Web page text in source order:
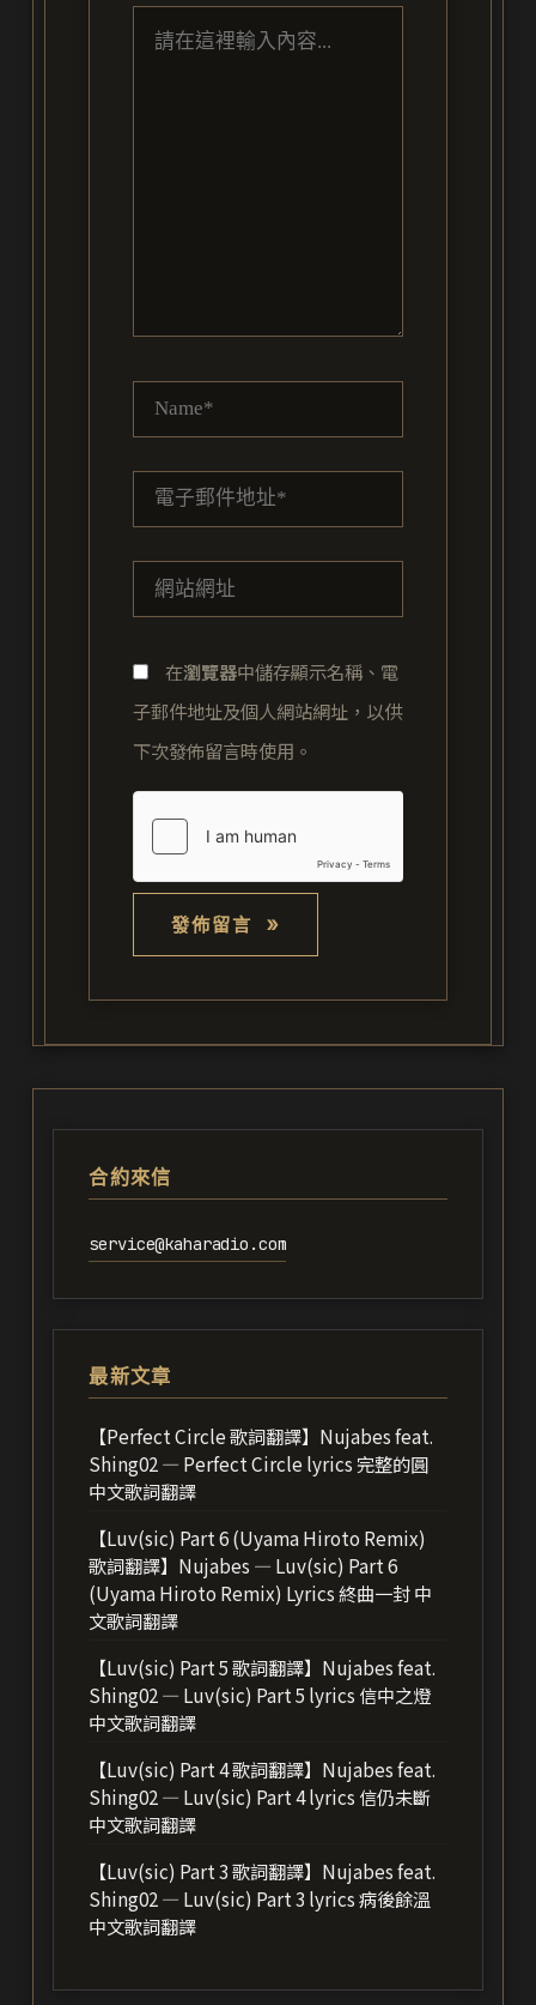
Name*
子
地
*
站
址
在瀏覽器中儲存顯示名稱、電
子郵件地址及個人網站網址，以供
下次發佈留言時使用。
合約來信
service@kaharadio.com
最新文章
【Perfect Circle 歌詞翻譯】Nujabes feat.
Shing02 — Perfect Circle lyrics 完整的圓
中文歌詞翻譯
【Luv(sic) Part 6 (Uyama Hiroto Remix)
歌詞翻譯】Nujabes — Luv(sic) Part 6
(Uyama Hiroto Remix) Lyrics 終曲一封 中
文歌詞翻譯
【Luv(sic) Part 5 歌詞翻譯】Nujabes feat.
Shing02 — Luv(sic) Part 5 lyrics 信中之燈
中文歌詞翻譯
【Luv(sic) Part 4 歌詞翻譯】Nujabes feat.
Shing02 — Luv(sic) Part 4 lyrics 信仍未斷
中文歌詞翻譯
【Luv(sic) Part 3 歌詞翻譯】Nujabes feat.
Shing02 — Luv(sic) Part 3 lyrics 病後餘溫
中文歌詞翻譯